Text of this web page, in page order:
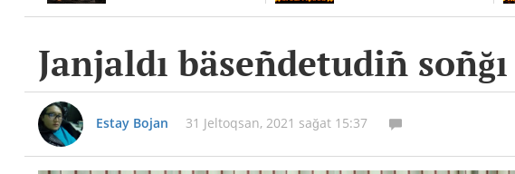
Janjaldı bäseñdetudiñ
Estay Bojan 31 Jeltoqsan, 2021 sağat 15:37